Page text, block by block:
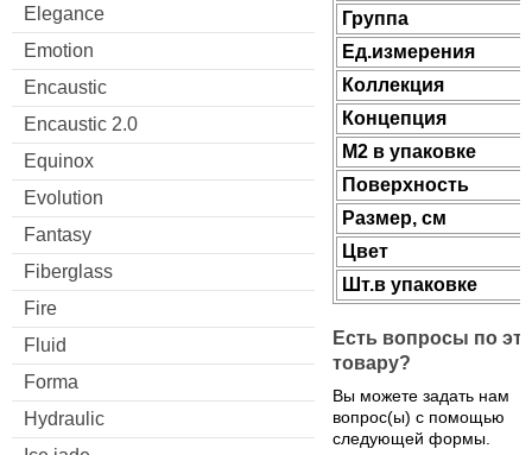
Elegance
Emotion
Encaustic
Encaustic 2.0
Equinox
Evolution
Fantasy
Fiberglass
Fire
Fluid
Forma
Hydraulic
Группа
Ед.измерения
Коллекция
Концепция
М2 в упаковке
Поверхность
Размер, см
Цвет
Шт.в упаковке
Есть вопросы по
товару?
Вы можете задать нам
вопрос(ы) с помощью
следующей формы.